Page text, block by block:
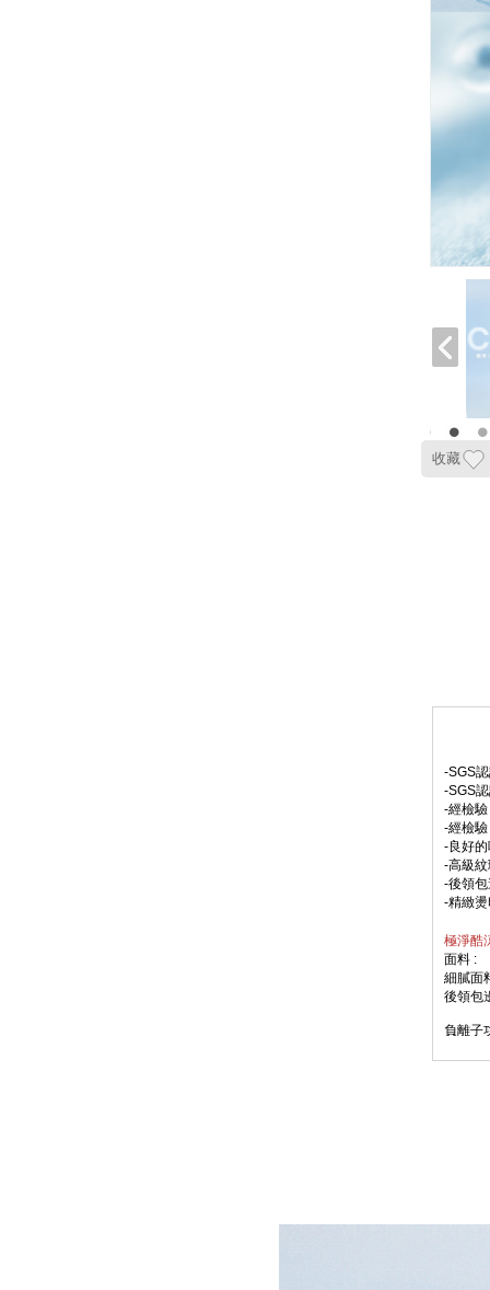
收藏
-SGS
-SGS
-經檢驗
-經檢
-良好
-高級
-後領
-精緻
極淨酷
面料 :
細膩面
後領包
負離子
-Q-